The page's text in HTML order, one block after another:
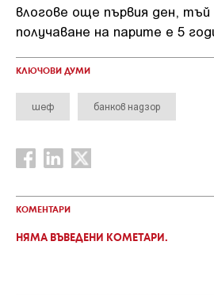
влогове още първия ден,
получаване на парите е 5
КЛЮЧОВИ ДУМИ
шеф банков надзор
КОМЕНТАРИ
НЯМА ВЪВЕДЕНИ КОМЕТАРИ.